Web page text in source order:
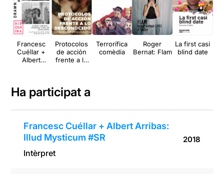
Francesc
Cuéllar +
Albert
Protocolos
de acción
frente a lo
Terrorífica
comèdia
Roger
Bernat: Flam
La first casi
blind date
Ha participat a
Francesc Cuéllar + Albert Arribas:
Illud Mysticum #SR
Intèrpret
2018